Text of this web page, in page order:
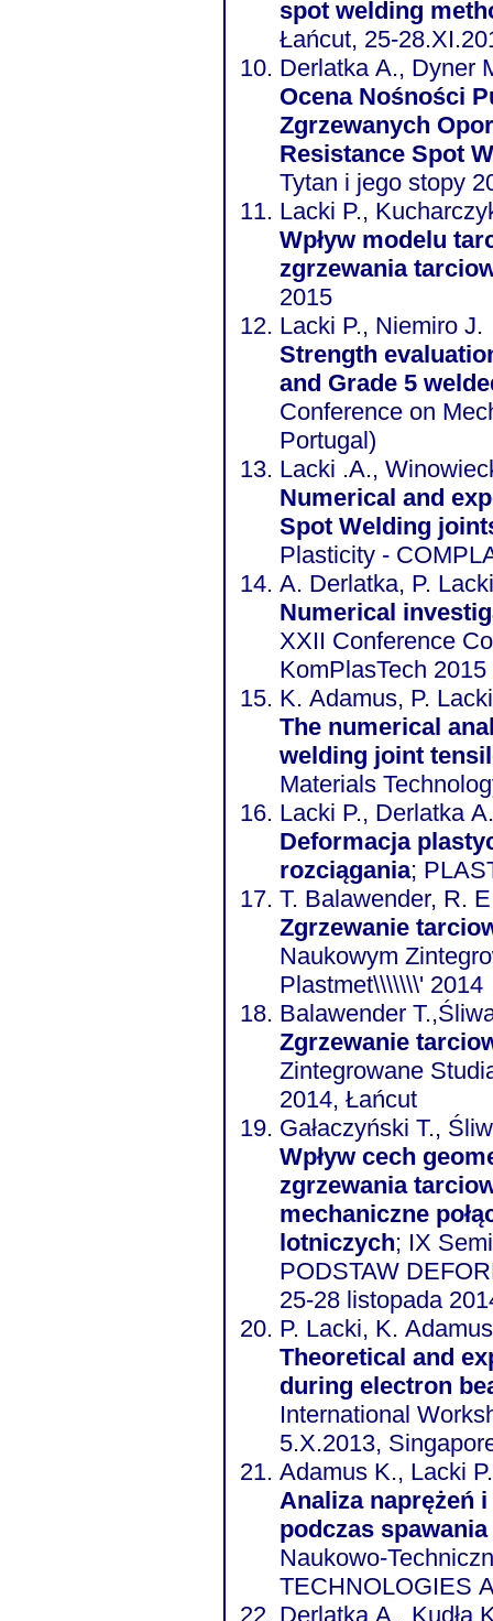
spot welding
Łańcut, 25-
Derlatka A., Dyner
Ocena Nośności
Zgrzewanych
Resistance Spot
Tytan i jego stopy
Lacki P.,
Wpływ modelu
zgrzewania
2015
Lacki P., Niemiro J.
Strength
and Grade 5
Conference on
Portugal)
Lacki .A.,
Numerical and
Spot Welding
Plasticity -
A. Derlatka, P. Lacki
Numerical
XXII Conference
KomPlasTech 2015
K. Adamus, P. Lacki
The numerical
welding joint
Materials
Lacki P., Derlatka
Deformacja
rozciągania;
T. Balawender, R.
Zgrzewanie
Naukowym
Plastmet\\\\\\\' 2014
Balawender
Zgrzewanie
Zintegrowane
2014, Łańcut
Gałaczyński T.,
Wpływ cech
zgrzewania
mechaniczne
lotniczych; IX
PODSTAW
25-28 listopada
P. Lacki, K.
Theoretical and
during electron
International
5.X.2013,
Adamus K., Lacki
Analiza naprężeń
podczas
Naukowo-
TECHNOLOGIES
Derlatka A., Kudła